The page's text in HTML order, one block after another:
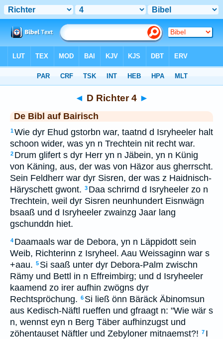
◄ D Richter 4 ►
De Bibl auf Bairisch
1Wie dyr Ehud gstorbn war, taatnd d Isryheeler halt
schoon wider, was yn n Trechtein nit recht war.
2 Drum glifert s dyr Herr yn n Jäbein, yn n Künig
von Käning, aus, der was von Häzor aus gherrscht.
Sein Feldherr war dyr Sisren, der was z Haidnisch-
Häryschett gwont. 3 Daa schrirnd d Isryheeler zo n
Trechtein, weil dyr Sisren neunhundert Eisnwägn
bsaaß und d Isryheeler zwainzg Jaar lang
gschunddn hiet.
4 Daamaals war de Debora, yn n Läppidott sein
Weib, Richterinn z Isryheel. Aau Weissaginn war s
+aau. 5 Si saaß unter dyr Debora-Palm zwischn
Rämy und Bettl in n Effreimbirg; und d Isryheeler
kaamend zo irer aufhin zwögns dyr
Rechtspröchung. 6 Si ließ önn Bäräck Äbinomsun
aus Kedisch-Näftl rueffen und gfraagt n: "Wie wär s
n, wennst eyn n Berg Täber aufhinzugst und
zöhentauset Näftler und Zebyloner mitnaemst?! 7 I